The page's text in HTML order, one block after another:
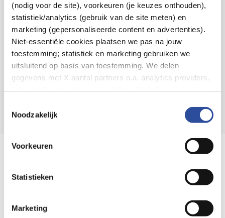
(nodig voor de site), voorkeuren (je keuzes onthouden),
statistiek/analytics (gebruik van de site meten) en
marketing (gepersonaliseerde content en advertenties).
Niet-essentiële cookies plaatsen we pas na jouw
toestemming; statistiek en marketing gebruiken we
uitsluitend op basis van toestemming. We delen
gegevens met X aantal partners o.a. analytics providers,
en de bewaartermijnen per categorie. Je kunt je keuze op
gegevensverwerking staat in de
Privacyverklaring
Noodzakelijk
Voorkeuren
Statistieken
Marketing
Over DA
Klantenservice
Assortiment
VolgDAop:
Online aanbieder medicijnen
webshop mag verkopen.
⁠Verantwoorde zorg, ⁠ook online.